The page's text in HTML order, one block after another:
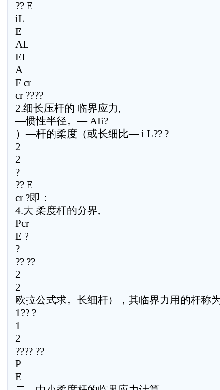
?? E
iL
E
AL
EI
A
F cr
cr ????
2.细长压杆的 临界应力,
—惯性半径。— AIi?
）—杆的柔度（或长细比— i L?? ?
2
2
?
?? E
cr ?即：
4.大 柔度杆的分界,
Pcr
E ?
?
?? ??
2
2
欧拉公式求。长细杆），其临界力用的杆称
1?? ?
1
2
???? ??
P
E